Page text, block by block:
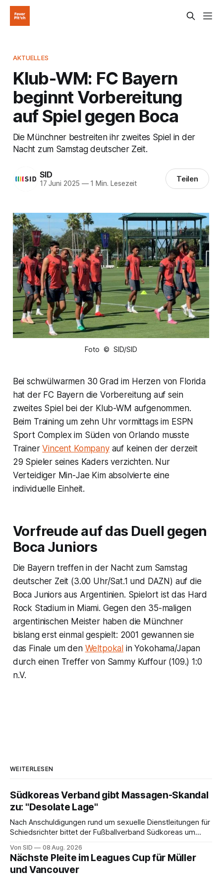
AKTUELLES
Klub-WM: FC Bayern
beginnt Vorbereitung
auf Spiel gegen Boca
Die Münchner bestreiten ihr zweites Spiel in der
Nacht zum Samstag deutscher Zeit.
SID
17 Juni 2025 —1 Min. Lesezeit Teilen
Foto © SID/SID
Bei schwülwarmen 30 Grad im Herzen von Florida
hat der FC Bayern die Vorbereitung auf sein
zweites Spiel bei der Klub-WM aufgenommen.
Beim Training um zehn Uhr vormittags im ESPN
Sport Complex im Süden von Orlando musste
TrainerVincent Kompanyauf keinen der derzeit
29 Spieler seines Kaders verzichten. Nur
Verteidiger Min-Jae Kim absolvierte eine
individuelle Einheit.
Vorfreude auf das Duell gegen
Boca Juniors
Die Bayern treffen in der Nacht zum Samstag
deutscher Zeit (3.00 Uhr/Sat.1 und DAZN) auf die
Boca Juniors aus Argentinien. Spielort ist das Hard
Rock Stadium in Miami. Gegen den 35-maligen
argentinischen Meister haben die Münchner
bislang erst einmal gespielt: 2001 gewannen sie
das Finale um den Weltpokal in Yokohama/Japan
durch einen Treffer von Sammy Kuffour (109.) 1:0
n.V.
WEITERLESEN
Südkoreas Verband gibt Massagen-Skandal
zu: "Desolate Lage"
Nach Anschuldigungen rund um sexuelle Dienstleitungen für
Schiedsrichter bittet der Fußballverband Südkoreas um
Von SID 08 Aug. 2026
Nächste Pleite im Leagues Cup für Müller
und Vancouver